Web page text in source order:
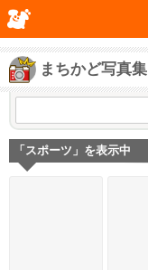
まちかど写真集
「スポーツ」を表示中